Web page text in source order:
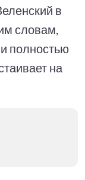
в
словам,
полностью
на